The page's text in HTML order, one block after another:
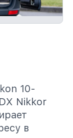
10-
Nikkor
в